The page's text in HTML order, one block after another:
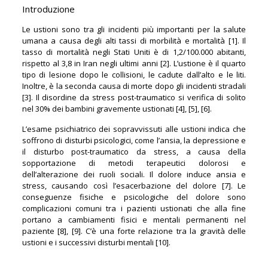
Introduzione
Le ustioni sono tra gli incidenti più importanti per la salute
umana a causa degli alti tassi di morbilità e mortalità [1]. Il
tasso di mortalità negli Stati Uniti è di 1,2/100.000 abitanti,
rispetto al 3,8 in Iran negli ultimi anni [2]. L’ustione è il quarto
tipo di lesione dopo le collisioni, le cadute dall’alto e le liti.
Inoltre, è la seconda causa di morte dopo gli incidenti stradali
[3]. Il disordine da stress post-traumatico si verifica di solito
nel 30% dei bambini gravemente ustionati [4], [5], [6].
L’esame psichiatrico dei sopravvissuti alle ustioni indica che
soffrono di disturbi psicologici, come l’ansia, la depressione e
il disturbo post-traumatico da stress, a causa della
sopportazione di metodi terapeutici dolorosi e
dell’alterazione dei ruoli sociali. Il dolore induce ansia e
stress, causando così l’esacerbazione del dolore [7]. Le
conseguenze fisiche e psicologiche del dolore sono
complicazioni comuni tra i pazienti ustionati che alla fine
portano a cambiamenti fisici e mentali permanenti nel
paziente [8], [9]. C’è una forte relazione tra la gravità delle
ustioni e i successivi disturbi mentali [10].